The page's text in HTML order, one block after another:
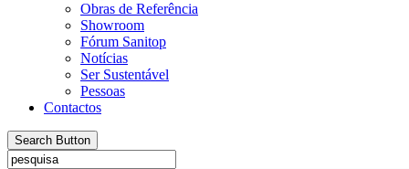
Obras de Referência
Showroom
Fórum Sanitop
Notícias
Ser Sustentável
Pessoas
Contactos
Search Button